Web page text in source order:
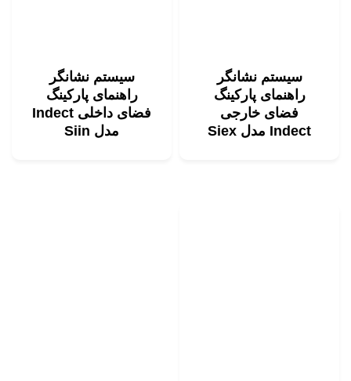
سیستم نشانگر
راهنمای پارکینگ
فضای خارجی
Indect مدل Siex
سیستم نشانگر
راهنمای پارکینگ
فضای داخلی Indect
مدل Siin